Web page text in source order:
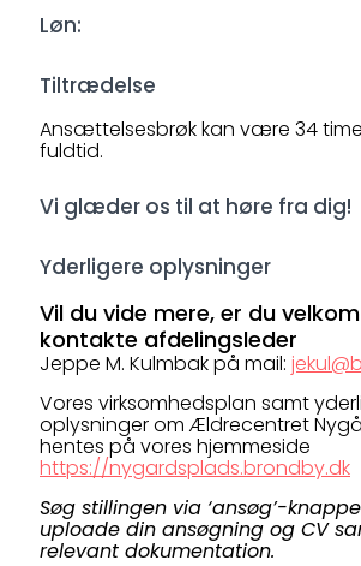
Løn:
Tiltrædelse
Ansættelsesbrøk kan være 34
fuldtid.
Vi glæder os til at høre fra dig!
Yderligere oplysninger
Vil du vide mere, er du
kontakte afdelingsleder
Jeppe M. Kulmbak på mail:
Vores virksomhedsplan samt
oplysninger om Ældrecentret
hentes på vores hjemmeside
https://nygardsplads.brondby.dk
Søg stillingen via ‘ansøg’-
uploade din ansøgning og CV
relevant dokumentation.